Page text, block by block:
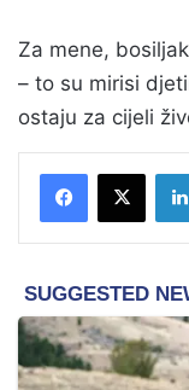
Za mene,
– to su mirisi
ostaju za cijeli